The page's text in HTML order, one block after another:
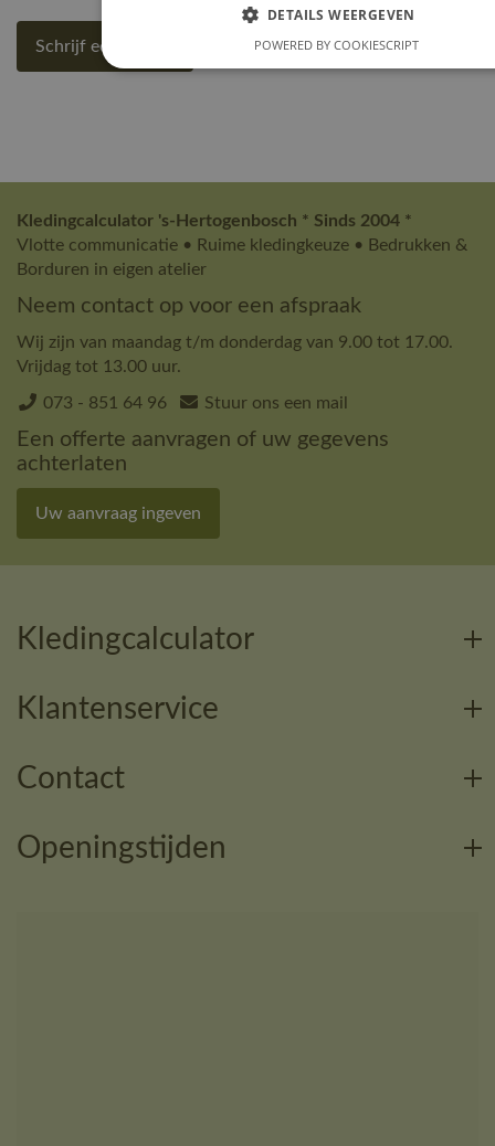
Schrijf een review
Kledingcalculator 's-Hertogenbosch * Sinds 2004 *
Vlotte communicatie • Ruime kledingkeuze • Bedrukken &
Borduren in eigen atelier
Neem contact op voor een afspraak
Wij zijn van maandag t/m donderdag van 9.00 tot 17.00.
Vrijdag tot 13.00 uur.
073 - 851 64 96 Stuur ons een mail
Een offerte aanvragen of uw gegevens
achterlaten
Uw aanvraag ingeven
Kledingcalculator
Klantenservice
Contact
Openingstijden
DETAILS WEERGEVEN
POWERED BY COOKIESCRIPT